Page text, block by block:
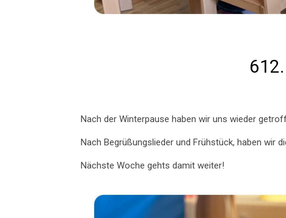
Nach der Winterpause haben wir uns wieder
Nach Begrüßungslieder und Frühstück, haben wir
Nächste Woche gehts damit weiter!